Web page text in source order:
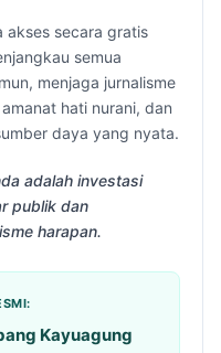
akses secara gratis
semua
menjaga jurnalisme
hati nurani, dan
daya yang nyata.
adalah investasi
publik dan
harapan.
Kayuagung